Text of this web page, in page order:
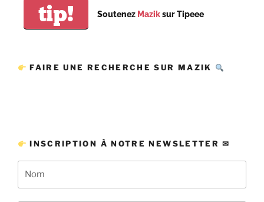
tip! Soutenez Maziksur Tipeee
FAIRE UNE RECHERCHE SUR MAZIK
INSCRIPTION À NOTRE NEWSLETTER ✉